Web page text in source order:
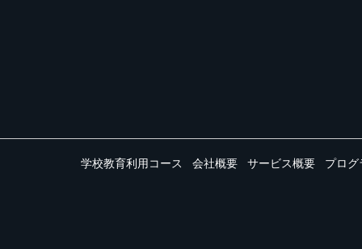
学校教育利用コース 会社概要 サービス概要 プログ